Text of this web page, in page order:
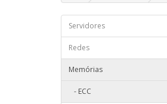
Servidores
Redes
Memórias
- ECC